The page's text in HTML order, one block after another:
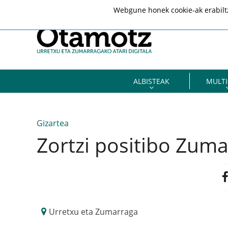
ALBISTEAK
Gizartea
Zortzi positibo
Urretxu eta Zumarraga
Webgune honek cookie-ak